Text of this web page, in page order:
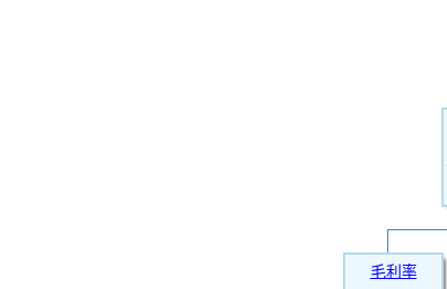
毛利率